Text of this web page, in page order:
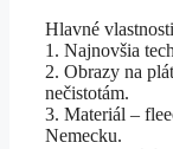
Hlavné
1. Najnovšia
2. Obrazy na
nečistotám.
3. Materiál –
Nemecku.